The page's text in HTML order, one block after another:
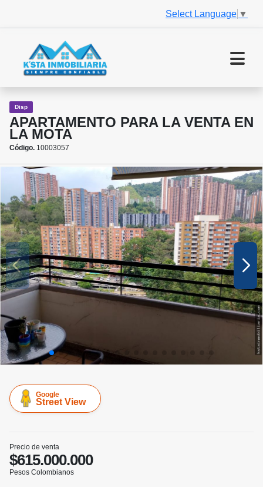
Select Language ▼
Disp
APARTAMENTO PARA LA VENTA EN
LA MOTA
Código. 10003057
Google
Street View
Precio de venta
$615.000.000
Pesos Colombianos